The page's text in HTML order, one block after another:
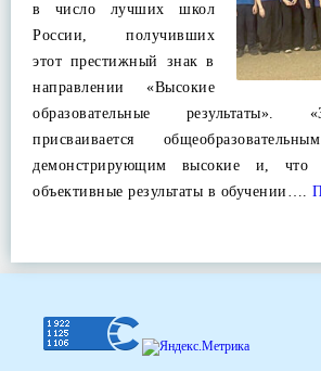
в число лучших школ
России, получивших
этот престижный знак в
направлении «Высокие
образовательные результаты».
присваивается
демонстрирующим высокие и, что
объективные результаты в обучении….